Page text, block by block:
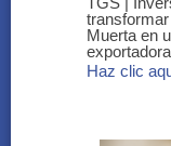
Muerta en
exportadora
Haz clic